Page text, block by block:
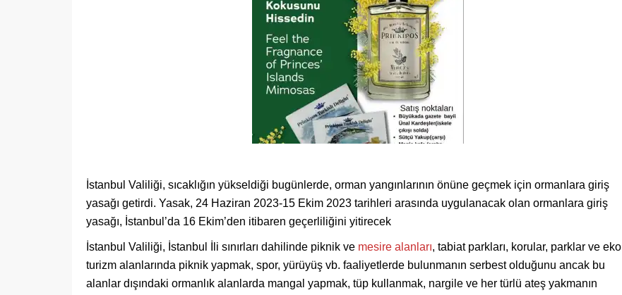
İstanbul Valiliği, sıcaklığın yükseldiği bugünlerde, orman yangınlarının önüne geçmek için ormanlara giriş
yasağı getirdi. Yasak, 24 Haziran 2023-15 Ekim 2023 tarihleri arasında uygulanacak olan ormanlara giriş
yasağı, İstanbul’da 16 Ekim’den itibaren geçerliliğini yitirecek
İstanbul Valiliği, İstanbul İli sınırları dahilinde piknik ve mesire alanları, tabiat parkları, korular, parklar ve eko
turizm alanlarında piknik yapmak, spor, yürüyüş vb. faaliyetlerde bulunmanın serbest olduğunu ancak bu
alanlar dışındaki ormanlık alanlarda mangal yapmak, tüp kullanmak, nargile ve her türlü ateş yakmanın